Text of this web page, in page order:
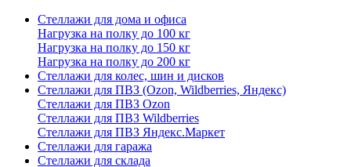
Стеллажи для дома и офиса
Нагрузка на полку до 100 кг
Нагрузка на полку до 150 кг
Нагрузка на полку до 200 кг
Стеллажи для колес, шин и дисков
Стеллажи для ПВЗ (Ozon, Wildberries, Яндекс)
Стеллажи для ПВЗ Ozon
Стеллажи для ПВЗ Wildberries
Стеллажи для ПВЗ Яндекс.Маркет
Стеллажи для гаража
Стеллажи для склада